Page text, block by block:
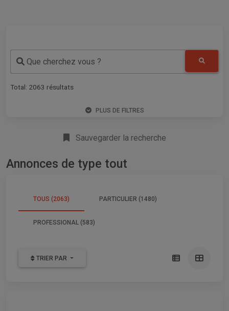
Que cherchez vous ?
Total: 2063 résultats
PLUS DE FILTRES
Sauvegarder la recherche
Annonces de type tout
TOUS (2063) PARTICULIER (1480)
PROFESSIONAL (583)
TRIER PAR